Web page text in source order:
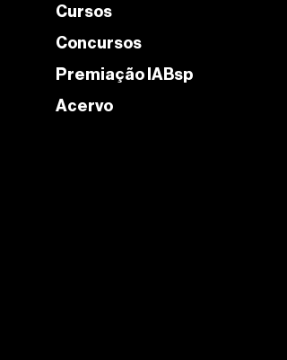
Cursos
Concursos
Premiação IABsp
Acervo